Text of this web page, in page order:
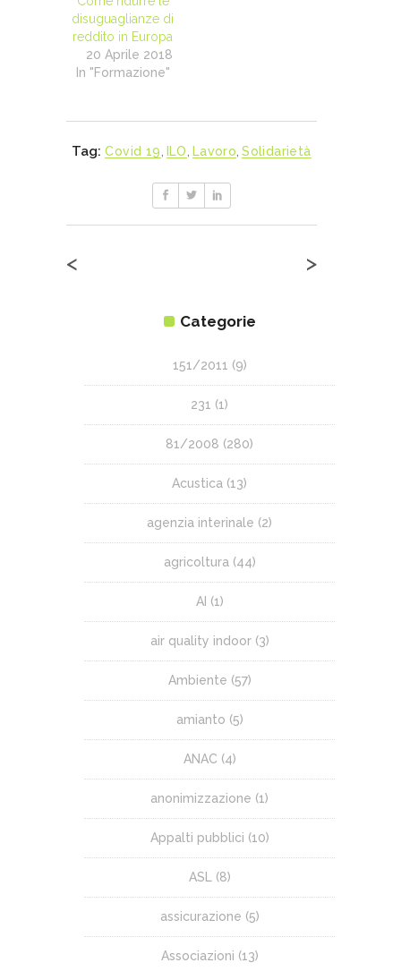
disuguaglianze di
reddito in Europa
20 Aprile 2018
In "Formazione"
Tag: Covid 19 ILO Lavoro Solidarietà
< >
Categorie
151/2011 (9)
231 (1)
81/2008 (280)
Acustica (13)
agenzia interinale (2)
agricoltura (44)
AI (1)
air quality indoor(3)
Ambiente (57)
amianto (5)
ANAC (4)
anonimizzazione (1)
Appalti pubblici (10)
ASL (8)
assicurazione (5)
Associazioni (13)